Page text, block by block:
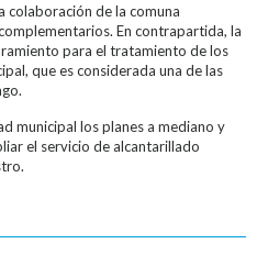
colaboración de la comuna
En contrapartida, la
para el tratamiento de los
que es considerada una de las
municipal los planes a mediano y
el servicio de alcantarillado